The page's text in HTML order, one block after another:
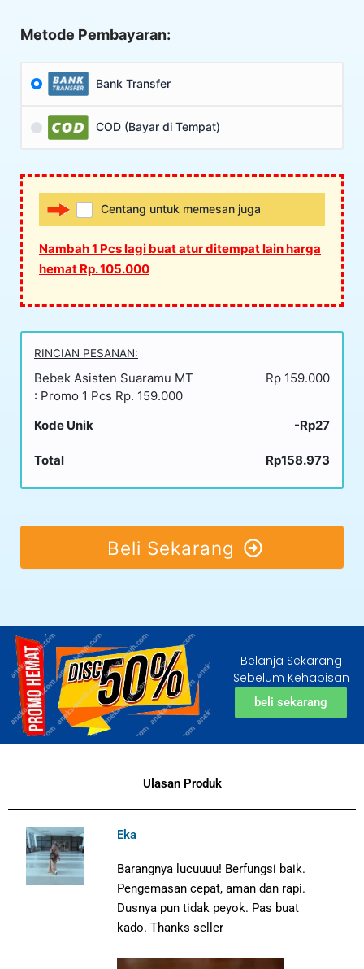
Metode Pembayaran:
Bank Transfer
COD (Bayar di Tempat)
Centang untuk memesan juga
Nambah 1 Pcs lagi buat atur ditempat lain harga
hemat Rp. 105.000
RINCIAN PESANAN:
Bebek Asisten Suaramu MT
: Promo 1 Pcs Rp. 159.000
Rp 159.000
Kode Unik -Rp27
Total Rp158.973
Beli Sekarang
Belanja Sekarang
Sebelum Kehabisan
beli sekarang
Ulasan Produk
Eka
Barangnya lucuuuu! Berfungsi baik.
Pengemasan cepat, aman dan rapi.
Dusnya pun tidak peyok. Pas buat
kado. Thanks seller